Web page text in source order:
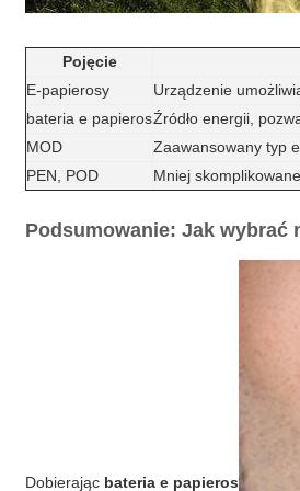
Pojęcie
E-papierosy
Urządzenie
bateria e papierosŹródło energii,
MOD
Zaawansowany typ
PEN, POD
Mniej
Podsumowanie: Jak wybrać
Dobierając bateria e papieros